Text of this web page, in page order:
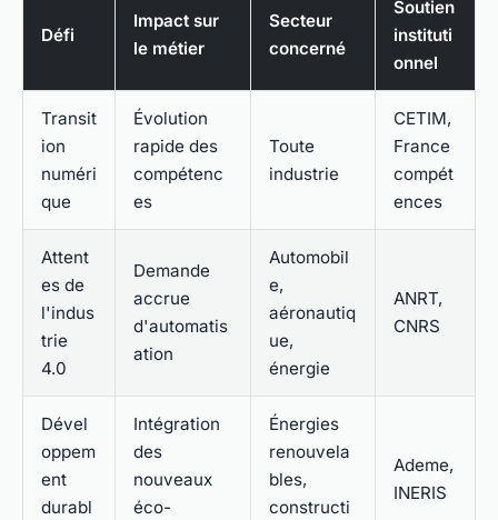
Défi
Impact sur
le métier
Secteur
concerné
Soutien
instituti
onnel
Transit
ion
numéri
que
Évolution
rapide des
compétenc
es
Toute
industrie
CETIM,
France
compét
ences
Attent
es de
l'indus
trie
4.0
Demande
accrue
d'automatis
ation
Automobil
e,
aéronautiq
ue,
énergie
ANRT,
CNRS
Dével
oppem
ent
durabl
Intégration
des
nouveaux
éco-
Énergies
renouvela
bles,
constructi
Ademe,
INERIS